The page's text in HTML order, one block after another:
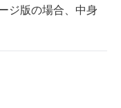
ジ版の場合、中身